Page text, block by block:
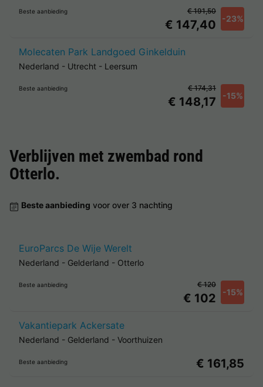
Beste aanbieding
€ 147,40 -23%
€ 191,50
Molecaten Park Landgoed Ginkelduin
Nederland - Utrecht - Leersum
Beste aanbieding
€ 148,17 -15%
€ 174,31
Verblijven met zwembad rond
Otterlo.
Beste aanbieding voor over 3 nachting
EuroParcs De Wije Werelt
Nederland - Gelderland - Otterlo
Beste aanbieding
€ 102 -15%
€ 120
Vakantiepark Ackersate
Nederland - Gelderland - Voorthuizen
Beste aanbieding € 161,85